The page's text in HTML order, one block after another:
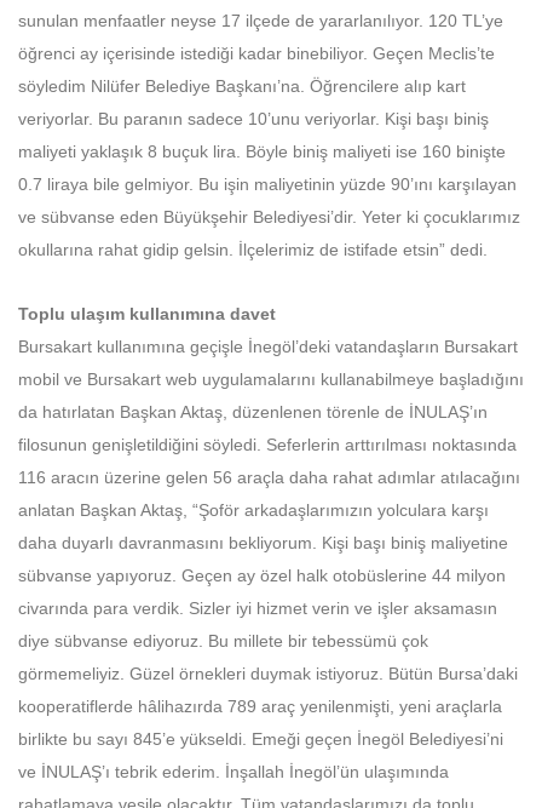
sunulan menfaatler neyse 17 ilçede de yararlanılıyor. 120 TL’ye
öğrenci ay içerisinde istediği kadar binebiliyor. Geçen Meclis’te
söyledim Nilüfer Belediye Başkanı’na. Öğrencilere alıp kart
veriyorlar. Bu paranın sadece 10’unu veriyorlar. Kişi başı biniş
maliyeti yaklaşık 8 buçuk lira. Böyle biniş maliyeti ise 160 binişte
0.7 liraya bile gelmiyor. Bu işin maliyetinin yüzde 90’ını karşılayan
ve sübvanse eden Büyükşehir Belediyesi’dir. Yeter ki çocuklarımız
okullarına rahat gidip gelsin. İlçelerimiz de istifade etsin” dedi.
Toplu ulaşım kullanımına davet
Bursakart kullanımına geçişle İnegöl’deki vatandaşların Bursakart
mobil ve Bursakart web uygulamalarını kullanabilmeye başladığını
da hatırlatan Başkan Aktaş, düzenlenen törenle de İNULAŞ’ın
filosunun genişletildiğini söyledi. Seferlerin arttırılması noktasında
116 aracın üzerine gelen 56 araçla daha rahat adımlar atılacağını
anlatan Başkan Aktaş, “Şoför arkadaşlarımızın yolculara karşı
daha duyarlı davranmasını bekliyorum. Kişi başı biniş maliyetine
sübvanse yapıyoruz. Geçen ay özel halk otobüslerine 44 milyon
civarında para verdik. Sizler iyi hizmet verin ve işler aksamasın
diye sübvanse ediyoruz. Bu millete bir tebessümü çok
görmemeliyiz. Güzel örnekleri duymak istiyoruz. Bütün Bursa’daki
kooperatiflerde hâlihazırda 789 araç yenilenmişti, yeni araçlarla
birlikte bu sayı 845’e yükseldi. Emeği geçen İnegöl Belediyesi’ni
ve İNULAŞ’ı tebrik ederim. İnşallah İnegöl’ün ulaşımında